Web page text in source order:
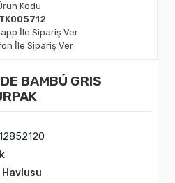
Kodu
İle Sipariş Ver
İle Sipariş Ver
BAMBÚ GRIS
Havlusu